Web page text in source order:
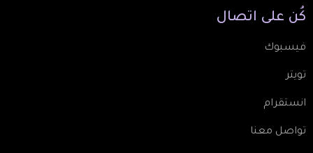
كُن على اتصال
فيسبوك
تويتر
انستقرام
تواصل معنا